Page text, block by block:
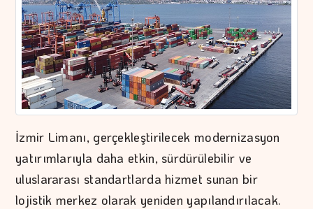
İzmir Limanı, gerçekleştirilecek modernizasyon
yatırımlarıyla daha etkin, sürdürülebilir ve
uluslararası standartlarda hizmet sunan bir
lojistik merkez olarak yeniden yapılandırılacak.